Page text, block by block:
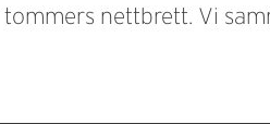
tommers nettbrett. Vi